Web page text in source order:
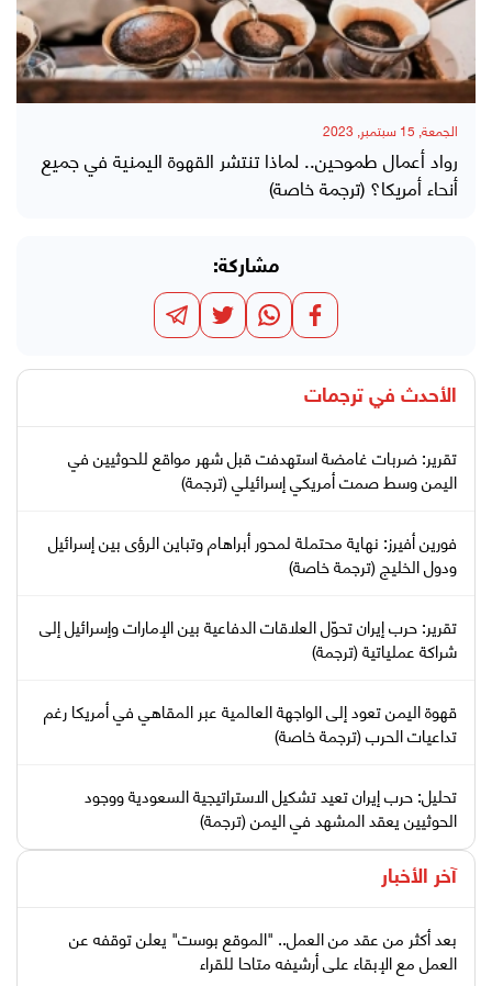
الجمعة, 15 سبتمبر, 2023
رواد أعمال طموحين.. لماذا تنتشر القهوة اليمنية في جميع
أنحاء أمريكا؟ (ترجمة خاصة)
مشاركة:
الأحدث في ترجمات
تقرير: ضربات غامضة استهدفت قبل شهر مواقع للحوثيين في
اليمن وسط صمت أمريكي إسرائيلي (ترجمة)
فورين أفيرز: نهاية محتملة لمحور أبراهام وتباين الرؤى بين إسرائيل
ودول الخليج (ترجمة خاصة)
تقرير: حرب إيران تحوّل العلاقات الدفاعية بين الإمارات وإسرائيل إلى
شراكة عملياتية (ترجمة)
قهوة اليمن تعود إلى الواجهة العالمية عبر المقاهي في أمريكا رغم
تداعيات الحرب (ترجمة خاصة)
تحليل: حرب إيران تعيد تشكيل الاستراتيجية السعودية ووجود
الحوثيين يعقد المشهد في اليمن (ترجمة)
آخر الأخبار
بعد أكثر من عقد من العمل.. "الموقع بوست" يعلن توقفه عن
العمل مع الإبقاء على أرشيفه متاحا للقراء